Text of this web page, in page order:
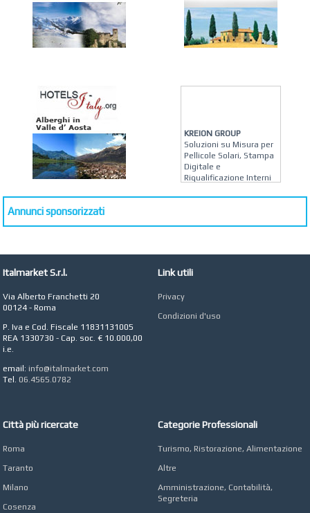
KREION GROUP
Soluzioni su Misura per
Pellicole Solari, Stampa
Digitale e
Riqualificazione Interni
MATERA ARREDI
STUDIO MICCI
Commercialista e
Roma
AZIENDA AGRICOLA DI
Annunci sponsorizzati
Italmarket S.r.l.
Via Alberto Franchetti 20
00124 - Roma
P. Iva e Cod. Fiscale 11831131005
REA 1330730 - Cap. soc. € 10.000,00
i.e.
email: info@italmarket.com
Tel. 06.4565.0782
Link utili
Privacy
Condizioni d'uso
Città più ricercate
Roma
Taranto
Milano
Cosenza
Categorie Professionali
Turismo, Ristorazione, Alimentazione
Altre
Amministrazione, Contabilità,
Segreteria